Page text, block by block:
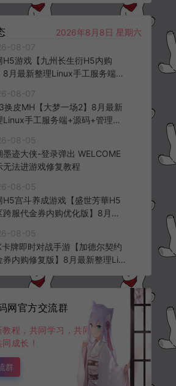
2026年8月8日 星期六
08-07
H5游戏【九州长生衍H5内购
8月最新整理Linux手工服务端
端+详细搭建教程+视频教程
08-07
换皮MH【大梦一场2】8月最新
Linux手工服务端+源码+管理后
程
08-05
墨迹大侠-登录弹出 WELCOME
无法进游戏修复教程
08-05
H5宫斗养成游戏【盛世芳華H5
跨服代金券内购优化版】8月最
资源安卓+详细搭建教程+视频
08-05
卡牌即时对战手游【加德尔契约
券内购修复版】8月最新整理Lin
权后台+安卓苹果双端+详细搭建
网官方交流群
教程，共同学习，共同
成长！
群